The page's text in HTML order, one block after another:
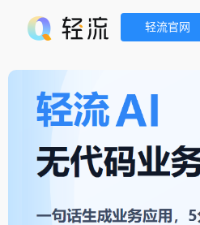
轻流官网